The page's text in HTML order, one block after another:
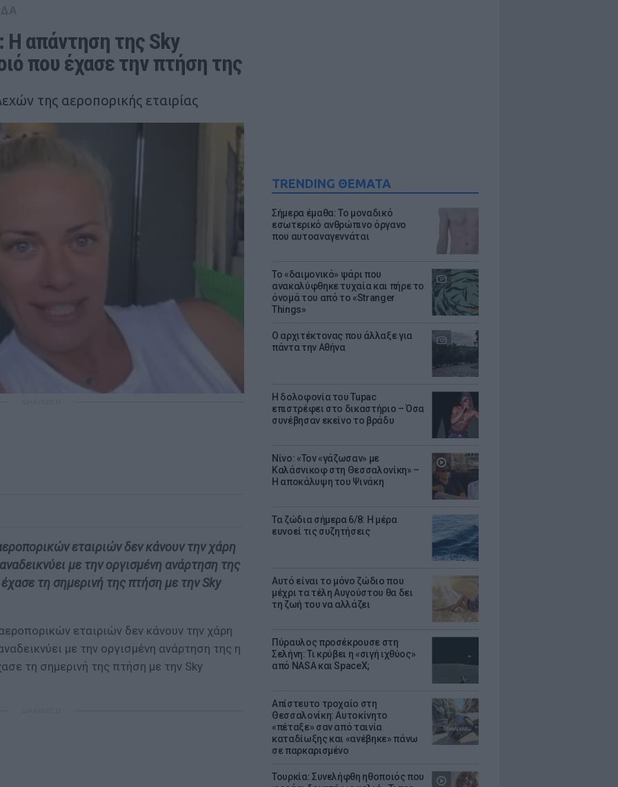
TRENDING ΘΕΜΑΤΑ
Σήμερα έμαθα: Το μοναδικό
εσωτερικό ανθρώπινο όργανο
που αυτοαναγεννάται
Το «δαιμονικό» ψάρι που
ανακαλύφθηκε τυχαία και πήρε το
όνομά του από το «Stranger
Things»
Ο αρχιτέκτονας που άλλαξε για
πάντα την Αθήνα
Η δολοφονία του Tupac
επιστρέφει στο δικαστήριο – Όσα
συνέβησαν εκείνο το βράδυ
Νίνο: «Τον «γάζωσαν» με
Καλάσνικοφ στη Θεσσαλονίκη» –
Η αποκάλυψη του Ψινάκη
Τα ζώδια σήμερα 6/8: Η μέρα
ευνοεί τις συζητήσεις
Αυτό είναι το μόνο ζώδιο που
μέχρι τα τέλη Αυγούστου θα δει
τη ζωή του να αλλάζει
Πύραυλος προσέκρουσε στη
Σελήνη: Τι κρύβει η «σιγή ιχθύος»
από NASA και SpaceX;
Απίστευτο τροχαίο στη
Θεσσαλονίκη: Αυτοκίνητο
«πέταξε» σαν από ταινία
καταδίωξης και «ανέβηκε» πάνω
σε παρκαρισμένο
Τουρκία: Συνελήφθη ηθοποιός που
απάντηση της Sky
που έχασε την πτήση της
της αεροπορικής εταιρίας
εταιριών δεν κάνουν την χάρη
με την οργισμένη ανάρτηση της
τη σημερινή της πτήση με την Sky
εταιριών δεν κάνουν την χάρη
με την οργισμένη ανάρτηση της η
τη σημερινή της πτήση με την Sky